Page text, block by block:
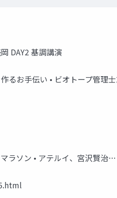
DAY2 基調講演
るお手伝い • ビオトープ管理
ラソン • アテルイ、宮沢賢治…